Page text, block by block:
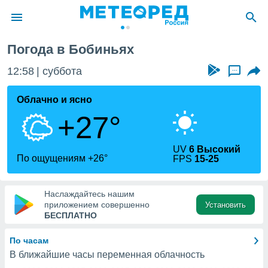
о
Вы можете
к этому
доступ
Погода в Бобиньях
12:58 суббота ...
Облачно и ясно
+27°
По ощущениям +26°
UV6 Высокий
FPS 15-25
Наслаждайтесь нашим
приложением совершенно
БЕСПЛАТНО
Установить
По часам
В ближайшие часы переменная облачность